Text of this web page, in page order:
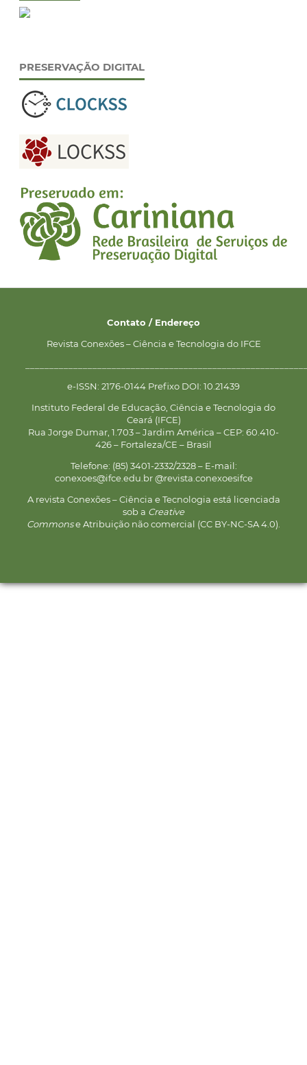
PRESERVAÇÃO DIGITAL
Contato / Endereço
Revista Conexões – Ciência e Tecnologia do IFCE
e-ISSN: 2176-0144 Prefixo DOI: 10.21439
Instituto Federal de Educação, Ciência e Tecnologia do
Ceará (IFCE)
Rua Jorge Dumar, 1.703 – Jardim América – CEP: 60.410-
426 – Fortaleza/CE – Brasil
Telefone: (85) 3401-2332/2328 – E-mail:
conexoes@ifce.edu.br @revista.conexoesifce
A revista Conexões – Ciência e Tecnologia está licenciada
sob a Creative
Commonse Atribuição não comercial (CC BY-NC-SA 4.0).